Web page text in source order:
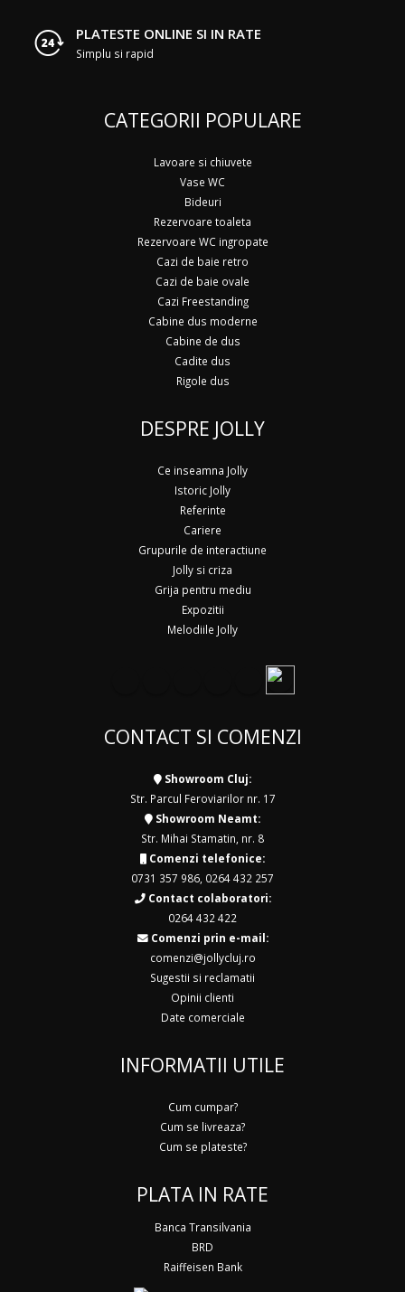
PLATESTE ONLINE SI IN RATE
Simplu si rapid
CATEGORII POPULARE
Lavoare si chiuvete
Vase WC
Bideuri
Rezervoare toaleta
Rezervoare WC ingropate
Cazi de baie retro
Cazi de baie ovale
Cazi Freestanding
Cabine dus moderne
Cabine de dus
Cadite dus
Rigole dus
DESPRE JOLLY
Ce inseamna Jolly
Istoric Jolly
Referinte
Cariere
Grupurile de interactiune
Jolly si criza
Grija pentru mediu
Expozitii
Melodiile Jolly
CONTACT SI COMENZI
Showroom Cluj:
Str. Parcul Feroviarilor nr. 17
Showroom Neamt:
Str. Mihai Stamatin, nr. 8
Comenzi telefonice:
0731 357 986 0264 432 257
Contact colaboratori:
0264 432 422
Comenzi prin e-mail:
comenzi@jollycluj.ro
Sugestii si reclamatii
Opinii clienti
Date comerciale
INFORMATII UTILE
Cum cumpar?
Cum se livreaza?
Cum se plateste?
PLATA IN RATE
Banca Transilvania
BRD
Raiffeisen Bank